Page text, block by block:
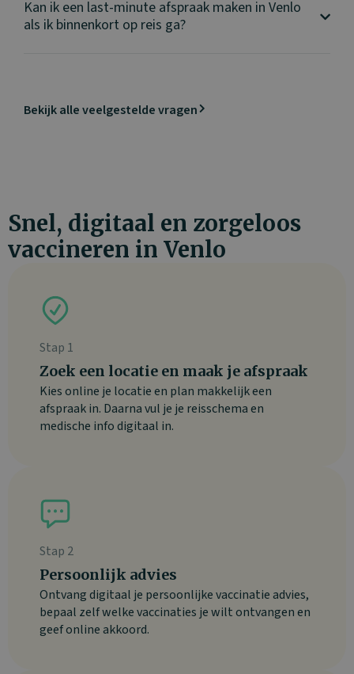
Kan ik een last-minute afspraak maken in Venlo
als ik binnenkort op reis ga?
Bekijk alle veelgestelde vragen
Snel, digitaal en zorgeloos
vaccineren in Venlo
Stap 1
Zoek een locatie en maak je afspraak
Kies online je locatie en plan makkelijk een
afspraak in. Daarna vul je je reisschema en
medische info digitaal in.
Stap 2
Persoonlijk advies
Ontvang digitaal je persoonlijke vaccinatie advies,
bepaal zelf welke vaccinaties je wilt ontvangen en
geef online akkoord.